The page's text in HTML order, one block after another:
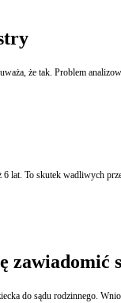
że tak. Problem
lat. To skutek wadliwych
zawiadomić
przemocy w rodzinie, może złożyć wniosek